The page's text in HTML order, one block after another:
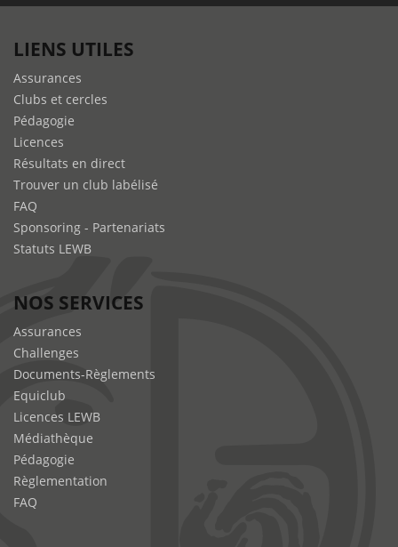
LIENS UTILES
Assurances
Clubs et cercles
Pédagogie
Licences
Résultats en direct
Trouver un club labélisé
FAQ
Sponsoring - Partenariats
Statuts LEWB
NOS SERVICES
Assurances
Challenges
Documents-Règlements
Equiclub
Licences LEWB
Médiathèque
Pédagogie
Règlementation
FAQ